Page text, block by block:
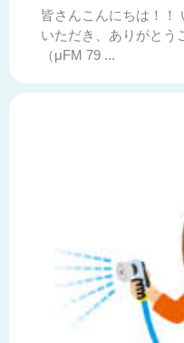
皆さんこんにちは！！
いただき、ありがとう
（μFM 79 ...